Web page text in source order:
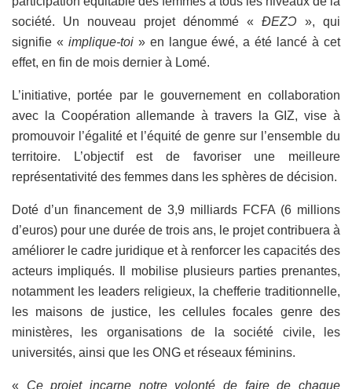
société. Un nouveau projet dénommé « ƉEZƆ », qui
signifie « implique-toi» en langue éwé, a été lancé à cet
effet, en fin de mois dernier à Lomé.
L’initiative, portée par le gouvernement en collaboration
avec la Coopération allemande à travers la GIZ, vise à
promouvoir l’égalité et l’équité de genre sur l’ensemble du
territoire. L’objectif est de favoriser une meilleure
représentativité des femmes dans les sphères de décision.
Doté d’un financement de 3,9 milliards FCFA (6 millions
d’euros) pour une durée de trois ans, le projet contribuera à
améliorer le cadre juridique et à renforcer les capacités des
acteurs impliqués. Il mobilise plusieurs parties prenantes,
notamment les leaders religieux, la chefferie traditionnelle,
les maisons de justice, les cellules focales genre des
ministères, les organisations de la société civile, les
universités, ainsi que les ONG et réseaux féminins.
« Ce projet incarne notre volonté de faire de chaque